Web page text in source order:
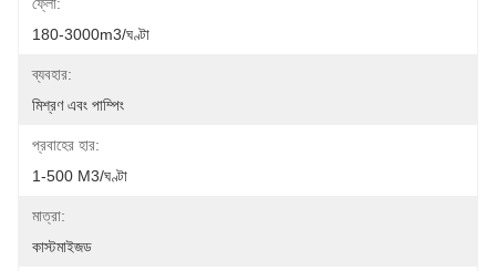
180-3000m3/ঘণ্টা
ব্যবহার:
মিশ্রণ এবং পাম্পিং
প্রবাহের হার:
1-500 M3/ঘণ্টা
মাত্রা:
কাস্টমাইজড